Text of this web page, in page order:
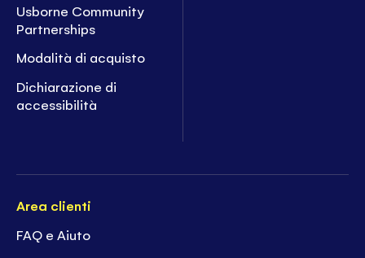
Usborne Community
Partnerships
Modalità di acquisto
Dichiarazione di
accessibilità
Area clienti
FAQ e Aiuto